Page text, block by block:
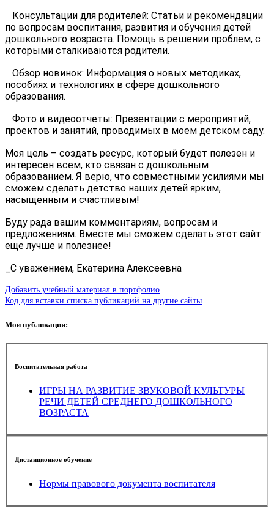
Консультации для родителей: Статьи и рекомендации
по вопросам воспитания, развития и обучения детей
дошкольного возраста. Помощь в решении проблем, с
которыми сталкиваются родители.
Обзор новинок: Информация о новых методиках,
пособиях и технологиях в сфере дошкольного
образования.
Фото и видеоотчеты: Презентации с мероприятий,
проектов и занятий, проводимых в моем детском саду.
Моя цель – создать ресурс, который будет полезен и
интересен всем, кто связан с дошкольным
образованием. Я верю, что совместными усилиями мы
сможем сделать детство наших детей ярким,
насыщенным и счастливым!
Буду рада вашим комментариям, вопросам и
предложениям. Вместе мы сможем сделать этот сайт
еще лучше и полезнее!
_С уважением, Екатерина Алексеевна
Добавить учебный материал в портфолио
Код для вставки списка публикаций на другие сайты
Мои публикации:
Воспитательная работа
ИГРЫ НА РАЗВИТИЕ ЗВУКОВОЙ КУЛЬТУРЫ
РЕЧИ ДЕТЕЙ СРЕДНЕГО ДОШКОЛЬНОГО
ВОЗРАСТА
Дистанционное обучение
Нормы правового документа воспитателя